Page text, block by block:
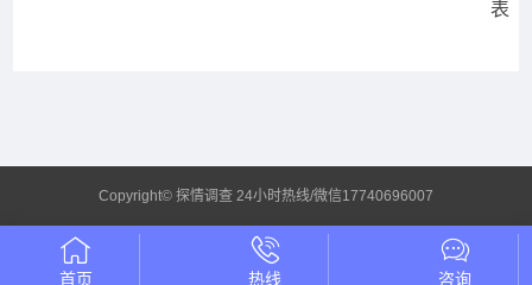
表
首页 热线 咨询
Copyright© 探情调查 24小时热线/微信17740696007